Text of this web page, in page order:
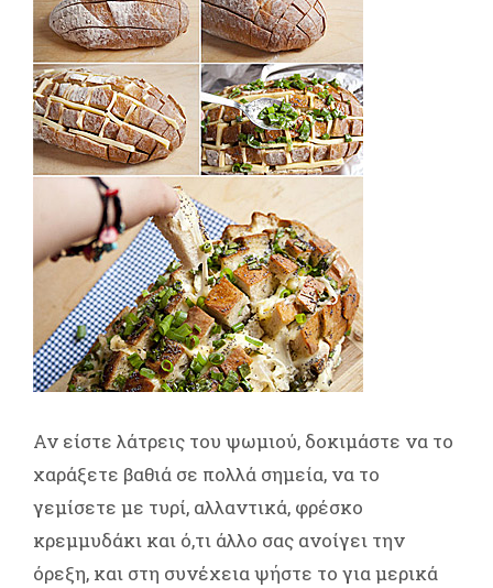
Αν είστε λάτρεις του ψωμιού, δοκιμάστε να το
χαράξετε βαθιά σε πολλά σημεία, να το
γεμίσετε με τυρί, αλλαντικά, φρέσκο
κρεμμυδάκι και ό,τι άλλο σας ανοίγει την
όρεξη, και στη συνέχεια ψήστε το για μερικά